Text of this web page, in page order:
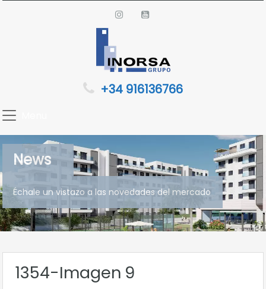
+34 916136766
News
Échale un vistazo a las novedades del mercado
1354-Imagen 9